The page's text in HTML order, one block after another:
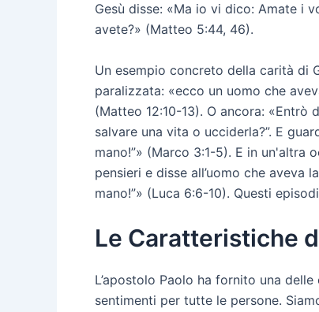
Gesù disse: «Ma io vi dico: Amate i
avete?» (Matteo 5:44, 46).
Un esempio concreto della carità di
paralizzata: «ecco un uomo che
(Matteo 12:10-13). O ancora:
salvare una vita o ucciderla?”. E
mano!”» (Marco 3:1-5). E in un'altra
pensieri e disse all’uomo che aveva
mano!”» (Luca 6:6-10). Questi
Le Caratteristiche
L’apostolo Paolo ha fornito una
sentimenti per tutte le persone.